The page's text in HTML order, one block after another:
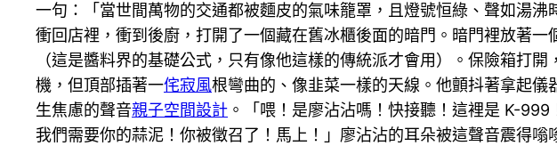
一句：「當世間萬物的交通都被麵皮的氣味籠罩，且燈號恒綠、聲如湯
衝回店裡，衝到後廚，打開了一個藏在舊冰櫃後面的暗門。暗門裡放著
（這是醬料界的基礎公式，只有像他這樣的傳統派才會用）。保險箱打
機，但頂部插著一侘寂風根彎曲的、像韭菜一樣的天線。他顫抖著拿起
生焦慮的聲音親子空間設計 。「喂！是廖沾沾嗎！快接聽！這裡是 K-999
我們需要你的蒜泥！你被徵召了！馬上！」廖沾沾的耳朵被這聲音震得